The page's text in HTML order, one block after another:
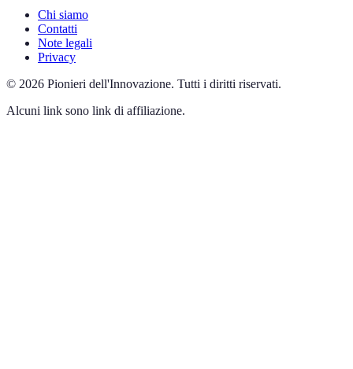
Chi siamo
Contatti
Note legali
Privacy
© 2026 Pionieri dell'Innovazione. Tutti i diritti riservati.
Alcuni link sono link di affiliazione.